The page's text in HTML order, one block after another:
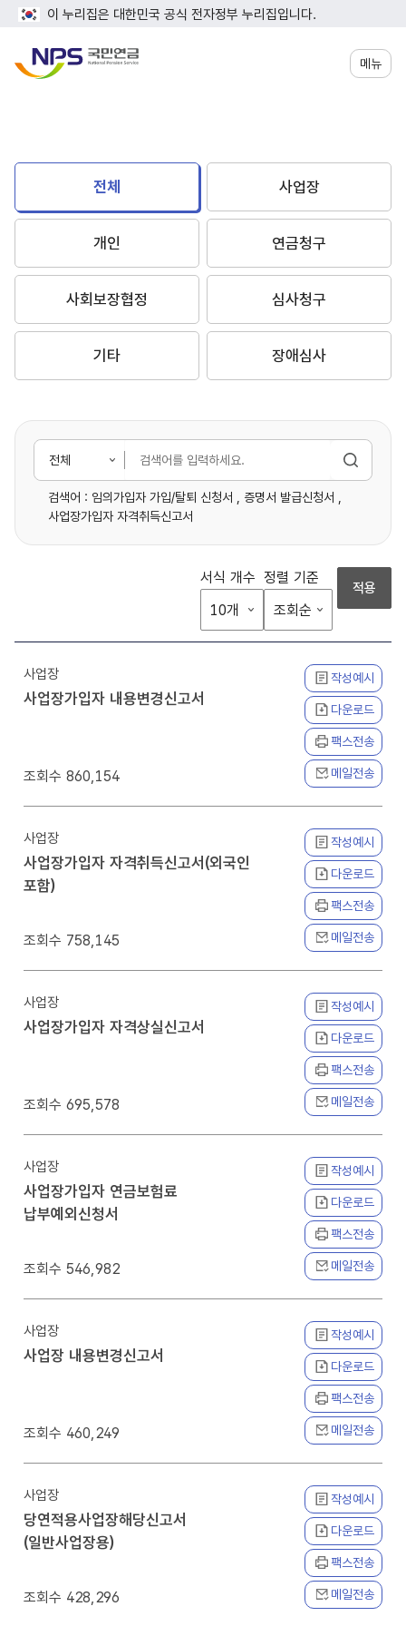
이 누리집은 대한민국 공식 전자정부 누리집입니다.
메뉴
전체 사업장
개인 연금청구
사회보장협정 심사청구
기타 장애심사
전
검색어 : 임의가입자 가입/탈퇴 신청서 증명서 발급신청서
사업장가입자 자격취득신고서
서식 개수 정렬 기준
적용
사업장
사업장가입자 내용변경신고서
860,154
작성예시
다운로드
팩스전송
메일전송
사업장
사업장가입자 자격취득신고서(외국인
포함)
758,145
작성예시
다운로드
팩스전송
메일전송
사업장
사업장가입자 자격상실신고서
695,578
작성예시
다운로드
팩스전송
메일전송
사업장
사업장가입자 연금보험료
납부예외신청서
546,982
작성예시
다운로드
팩스전송
메일전송
사업장
사업장 내용변경신고서
460,249
작성예시
다운로드
팩스전송
메일전송
사업장
당연적용사업장해당신고서
(일반사업장용)
428,296
작성예시
다운로드
팩스전송
메일전송